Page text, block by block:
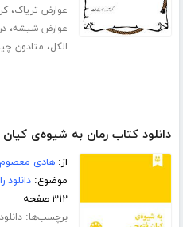
عوارض تریاک،
عوارض شیشه،
الکل، متادون
دانلود کتاب رمان به شیوه‌ی
از:هادی
موضوع:دانلود
۳۱۲ صفحه
برچسب‌ها: